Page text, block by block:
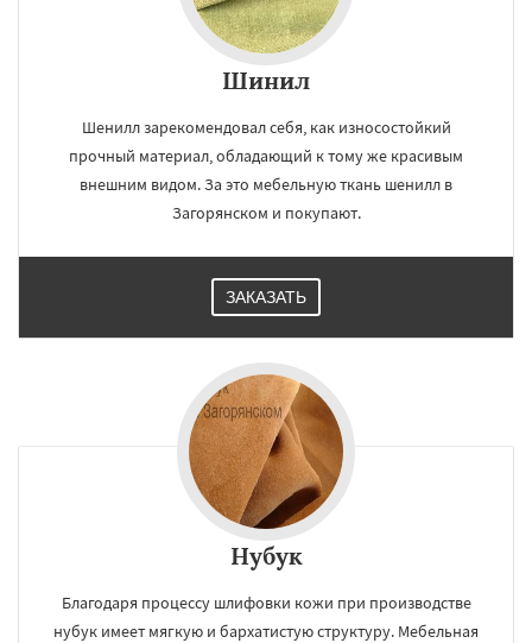
×
Зеленоградск
Ильинский Красково
Лесной Городок Лопатино
Малаховка
Менделеевск
Нахабино
Обухово Октябрьский
Решетниково Родники
Софрино
Уваровка
Удельная
Фосфоритный Фряново Хорлово
Черкизово
Черусти Шаховская
Шинил
Шенилл зарекомендовал себя, как износостойкий
прочный материал, обладающий к тому же красивым
внешним видом. За это мебельную ткань шенилл в
Загорянском и покупают.
ЗАКАЗАТЬ
Нубук
Благодаря процессу шлифовки кожи при производстве
нубук имеет мягкую и бархатистую структуру. Мебельная
УЗНАТЬ ПОДРОБНЕЕ ×
Даю согласие на обработку персональных данных